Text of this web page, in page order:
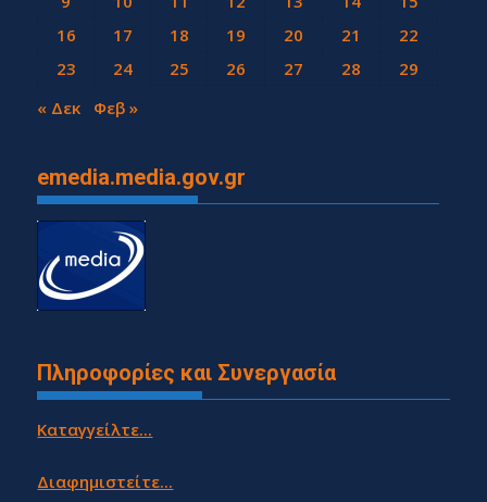
16
17 18 19 20 21
22
23
24 25 26 27 28
29
30
31
« Δεκ Φεβ »
emedia.media.gov.gr
Πληροφορίες και Συνεργασία
Καταγγείλτε...
Διαφημιστείτε...